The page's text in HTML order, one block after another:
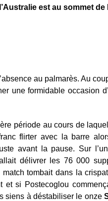
est au sommet de
au palmarès. Au
une formidable occasion
période au cours de
flirter avec la barre
avant la pause. Sur
délivrer les 76 000
tombait dans la
et si Postecoglou
siens à déstabiliser le onze